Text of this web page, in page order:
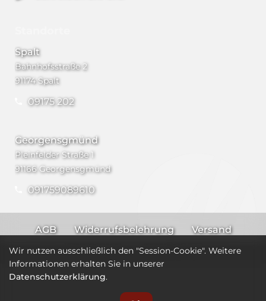
Spalt
Bahnhofsstraße 2
91174 Spalt
09175 202
Georgensgmünd
Pleinfelder Straße 1
91166 Georgensgmünd
091759089610
AGB Widerrufsbelehrung
Versand
Impressum
Datenschutz
Wir nutzen ausschließlich den "Session-Cookie". Weitere
Informationen erhalten Sie in unserer
Datenschutzerklärung.